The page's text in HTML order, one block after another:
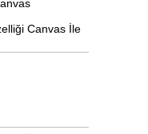
Canvas İle